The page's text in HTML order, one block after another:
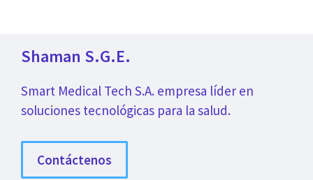
Shaman S.G.E.
Smart Medical Tech S.A. empresa líder en
soluciones tecnológicas para la salud.
Contáctenos